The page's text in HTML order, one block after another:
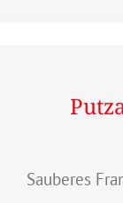
Sauberes